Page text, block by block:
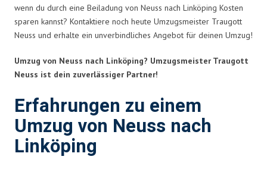
wenn du durch eine Beiladung von Neuss nach Linköping Kosten
sparen kannst? Kontaktiere noch heute Umzugsmeister Traugott
Neuss und erhalte ein unverbindliches Angebot für deinen Umzug!
Umzug von Neuss nach Linköping? Umzugsmeister Traugott
Neuss ist dein zuverlässiger Partner!
Erfahrungen zu einem
Umzug von Neuss nach
Linköping